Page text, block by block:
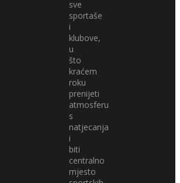
sve
sportaše
i
klubove,
u
što
kraćem
roku
prenijeti
atmosferu
s
natjecanja
i
biti
centralno
mjesto